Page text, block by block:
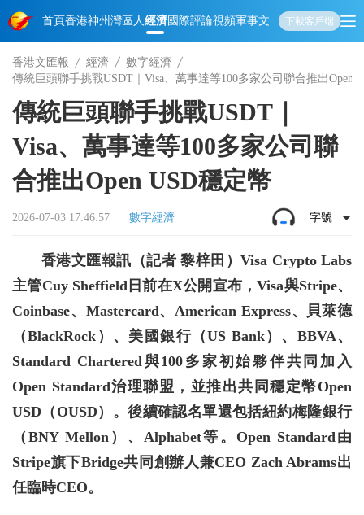
首頁香港神州 灣區人經濟國際評論視頻軍事文化 娛樂生活教育體
下載客戶端
香港文匯報 經濟
數字經濟
傳統巨頭聯手挑戰USDT｜Visa、萬事達等100多家公司聯合推出Open
傳統巨頭聯手挑戰USDT｜
Visa、萬事達等100多家公司聯
合推出Open USD穩定幣
2026-07-03 17:46:57 數字經濟 字號
香港文匯報訊（記者 黎梓田）Visa Crypto Labs
主管Cuy Sheffield日前在X公開宣布，Visa與Stripe、
Coinbase、Mastercard、American Express、貝萊德
（BlackRock）、美國銀行（US Bank）、BBVA、
Standard Chartered與100多家初始夥伴共同加入
Open Standard治理聯盟，並推出共同穩定幣Open
USD（OUSD）。後續確認名單還包括紐約梅隆銀行
（BNY Mellon）、Alphabet等。Open Standard由
Stripe旗下Bridge共同創辦人兼CEO Zach Abrams出
任臨時CEO。